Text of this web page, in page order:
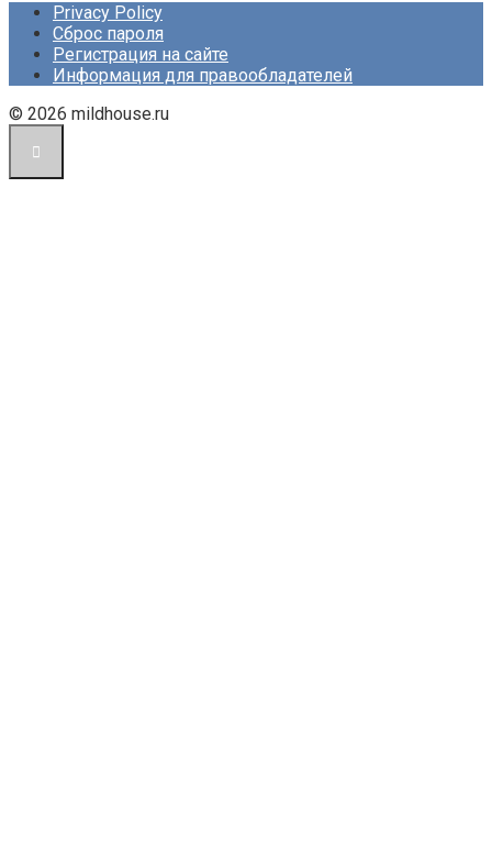
Privacy Policy
Сброс пароля
Регистрация на сайте
Информация для правообладателей
© 2026 mildhouse.ru